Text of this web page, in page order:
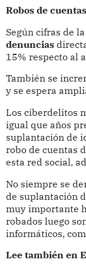
Robos de
Según cifras de
denuncias
15% respecto al
También se
y se espera
Los ciberdelitos
igual que años
suplantación de
robo de cuentas
esta red social,
No siempre se
de suplantación
muy importante
robados luego
informáticos,
Lee también en